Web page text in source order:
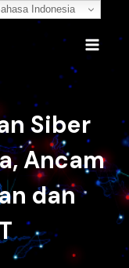
Siber
Ancam
dan
Indonesia